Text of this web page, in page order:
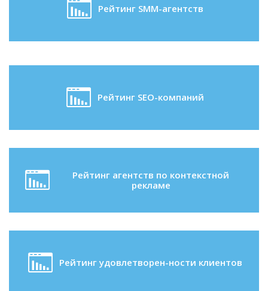
Рейтинг SMM-агентств
Рейтинг SEO-компаний
Рейтинг агентств по контекстной
рекламе
Рейтинг удовлетворен-ности клиентов